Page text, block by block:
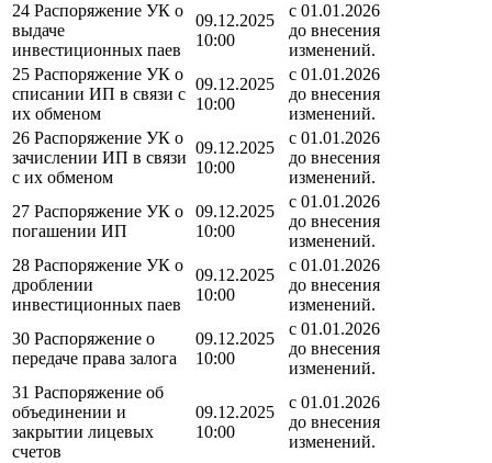
24 Распоряжение УК о
выдаче
инвестиционных паев
09.12.2025
10:00
с 01.01.2026
до внесения
изменений.
25 Распоряжение УК о
списании ИП в связи с
их обменом
09.12.2025
10:00
с 01.01.2026
до внесения
изменений.
26 Распоряжение УК о
зачислении ИП в связи
с их обменом
09.12.2025
10:00
с 01.01.2026
до внесения
изменений.
27 Распоряжение УК о
погашении ИП
09.12.2025
10:00
с 01.01.2026
до внесения
изменений.
28 Распоряжение УК о
дроблении
инвестиционных паев
09.12.2025
10:00
с 01.01.2026
до внесения
изменений.
30 Распоряжение о
передаче права залога
09.12.2025
10:00
с 01.01.2026
до внесения
изменений.
31 Распоряжение об
объединении и
закрытии лицевых
счетов
09.12.2025
10:00
с 01.01.2026
до внесения
изменений.